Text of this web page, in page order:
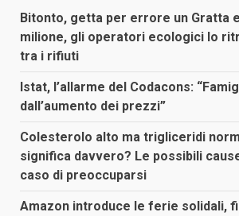
Bitonto, getta per errore un Gratta
milione, gli operatori ecologici lo
tra i rifiuti
Istat, l’allarme del Codacons:
dall’aumento dei prezzi”
Colesterolo alto ma trigliceridi
significa davvero? Le possibili
caso di preoccuparsi
Amazon introduce le ferie solidali,